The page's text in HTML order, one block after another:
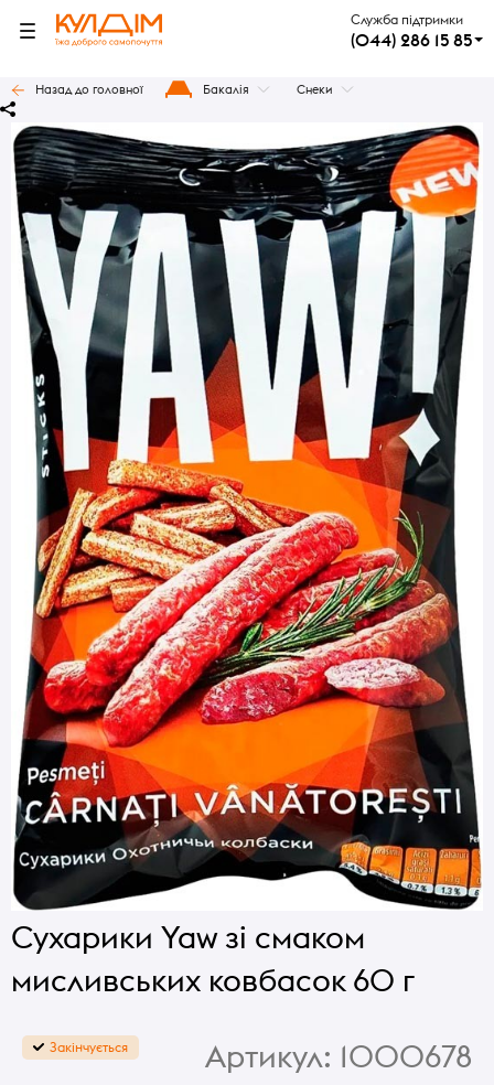
Служба підтримки
(044) 286 15 85
Назад до головної Бакалія Снеки
Сухарики Yaw зі смаком
мисливських ковбасок 60 г
Закінчується Артикул: 1000678